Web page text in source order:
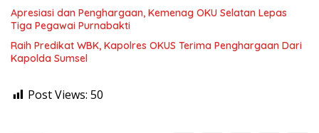
Apresiasi dan Penghargaan, Kemenag OKU Selatan Lepas
Tiga Pegawai Purnabakti
Raih Predikat WBK, Kapolres OKUS Terima Penghargaan Dari
Kapolda Sumsel
Post Views: 50